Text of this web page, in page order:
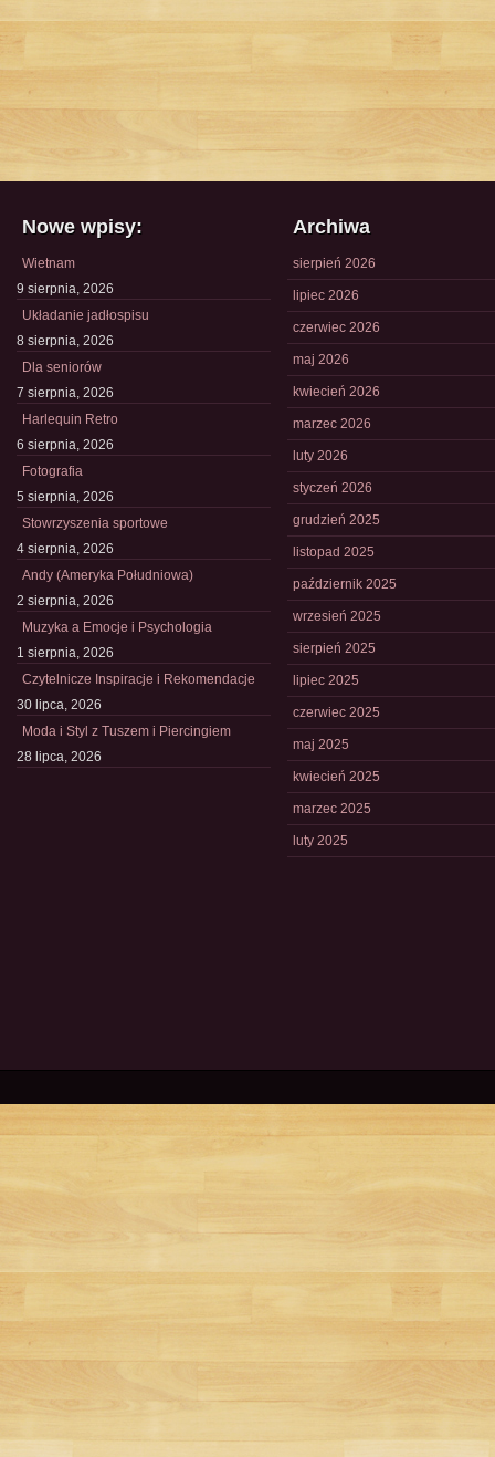
Nowe wpisy:
Wietnam
9 sierpnia, 2026
Układanie jadłospisu
8 sierpnia, 2026
Dla seniorów
7 sierpnia, 2026
Harlequin Retro
6 sierpnia, 2026
Fotografia
5 sierpnia, 2026
Stowrzyszenia sportowe
4 sierpnia, 2026
Andy (Ameryka Południowa)
2 sierpnia, 2026
Muzyka a Emocje i Psychologia
1 sierpnia, 2026
Czytelnicze Inspiracje i Rekomendacje
30 lipca, 2026
Moda i Styl z Tuszem i Piercingiem
28 lipca, 2026
Archiwa
sierpień 2026
lipiec 2026
czerwiec 2026
maj 2026
kwiecień 2026
marzec 2026
luty 2026
styczeń 2026
grudzień 2025
listopad 2025
październik 2025
wrzesień 2025
sierpień 2025
lipiec 2025
czerwiec 2025
maj 2025
kwiecień 2025
marzec 2025
luty 2025